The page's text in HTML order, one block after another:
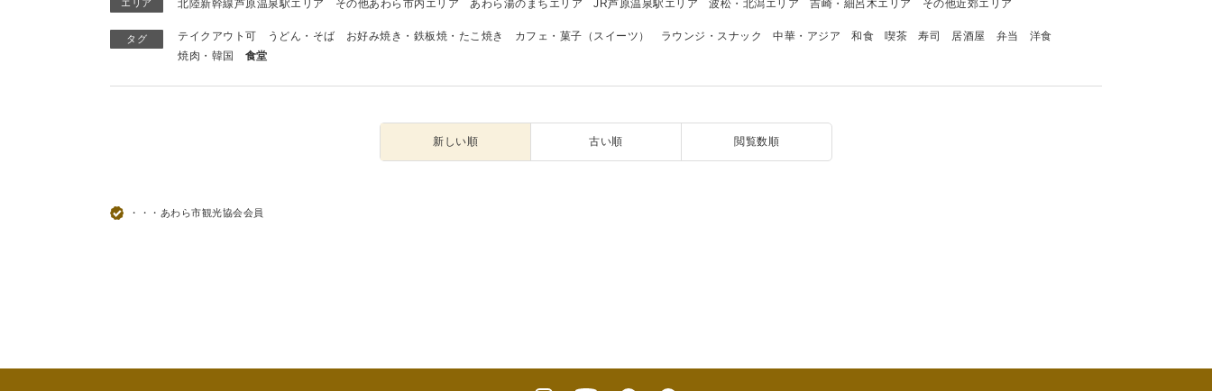
エリア 北陸新幹線芦原温泉駅エリア その他あわら市内エリア あわら湯のまちエリア JR芦原温泉駅エリア 波松・北潟エリア 吉崎・細呂木エリア その他近郊エリア
タグ テイクアウト可 うどん・そば お好み焼き・鉄板焼・たこ焼き カフェ・菓子（スイーツ） ラウンジ・スナック 中華・アジア 和食 喫茶 寿司 居酒屋 弁当
洋食
焼肉・韓国
食堂
新しい順 古い順 閲覧数順
・・・あわら市観光協会会員